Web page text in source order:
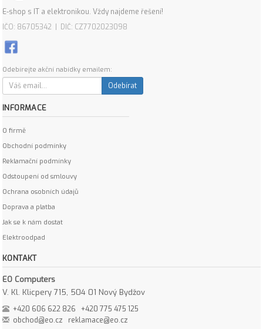
E-shop s IT a elektronikou. Vždy najdeme řešení!
IČO: 86705342 | DIČ: CZ7702023098
Odebírejte akční nabídky emailem:
Odebírat
INFORMACE
O firmě
Obchodní podmínky
Reklamační podmínky
Odstoupení od smlouvy
Ochrana osobních údajů
Doprava a platba
Jak se k nám dostat
Elektroodpad
KONTAKT
EO Computers
V. Kl. Klicpery 715, 504 01 Nový Bydžov
+420 606 622 826
+420 775 475 125
obchod@eo.cz
reklamace@eo.cz